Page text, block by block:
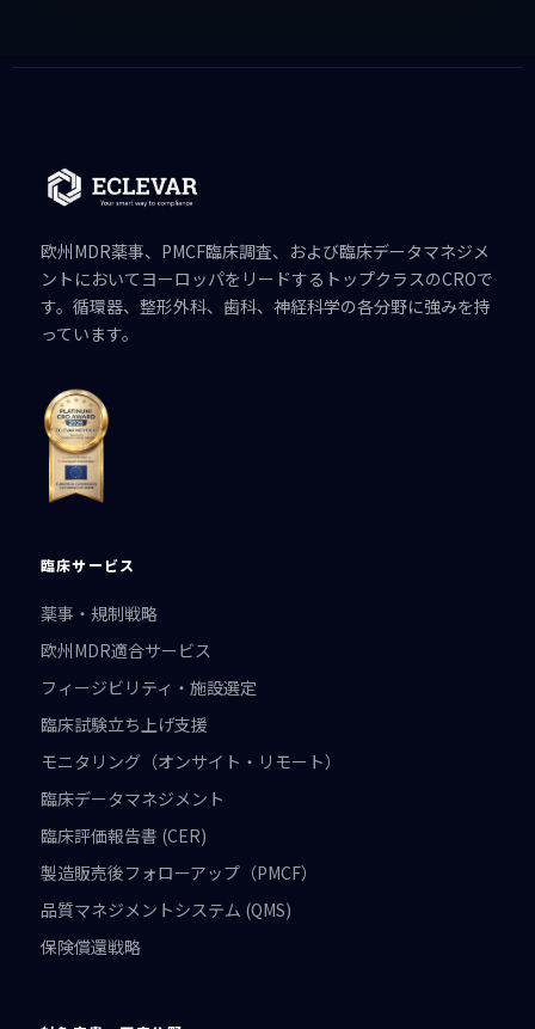
欧州MDR薬事、PMCF臨床調査、および臨床データマネジメ
ントにおいてヨーロッパをリードするトップクラスのCROで
す。循環器、整形外科、歯科、神経科学の各分野に強みを持
っています。
臨床サービス
薬事・規制戦略
欧州MDR適合サービス
フィージビリティ・施設選定
臨床試験立ち上げ支援
モニタリング（オンサイト・リモート）
臨床データマネジメント
臨床評価報告書 (CER)
製造販売後フォローアップ（PMCF）
品質マネジメントシステム (QMS)
保険償還戦略